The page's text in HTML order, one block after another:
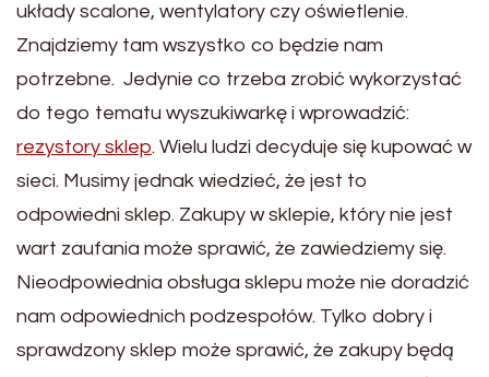
układy scalone, wentylatory czy oświetlenie.
Znajdziemy tam wszystko co będzie nam
potrzebne. Jedynie co trzeba zrobić wykorzystać
do tego tematu wyszukiwarkę i wprowadzić:
rezystory sklep. Wielu ludzi decyduje się kupować w
sieci. Musimy jednak wiedzieć, że jest to
odpowiedni sklep. Zakupy w sklepie, który nie jest
wart zaufania może sprawić, że zawiedziemy się.
Nieodpowiednia obsługa sklepu może nie doradzić
nam odpowiednich podzespołów. Tylko dobry i
sprawdzony sklep może sprawić, że zakupy będą